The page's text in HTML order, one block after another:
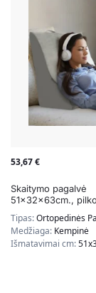
53,67€
Skaitymo pagalvė
51x32x63cm.,
Tipas:Ortopedinės
Medžiaga: Kempinė
Išmatavimai cm: